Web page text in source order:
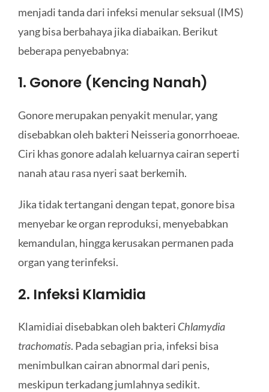
menjadi tanda dari infeksi menular seksual (IMS)
yang bisa berbahaya jika diabaikan. Berikut
beberapa penyebabnya:
1. Gonore (Kencing Nanah)
Gonore merupakan penyakit menular, yang
disebabkan oleh bakteri Neisseria gonorrhoeae.
Ciri khas gonore adalah keluarnya cairan seperti
nanah atau rasa nyeri saat berkemih.
Jika tidak tertangani dengan tepat, gonore bisa
menyebar ke organ reproduksi, menyebabkan
kemandulan, hingga kerusakan permanen pada
organ yang terinfeksi.
2. Infeksi Klamidia
Klamidiai disebabkan oleh bakteri Chlamydia
trachomatis. Pada sebagian pria, infeksi bisa
menimbulkan cairan abnormal dari penis,
meskipun terkadang jumlahnya sedikit.